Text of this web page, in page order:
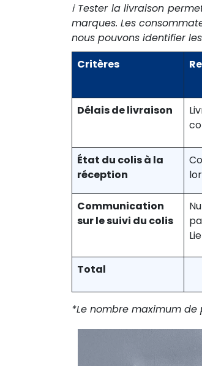
ℹ️ Tester la livraison
marques. Les
nous pouvons identifier
Critères
Délais de livraison
État du colis à la
réception
Communication
sur le suivi du colis
Total
*Le nombre maximum de